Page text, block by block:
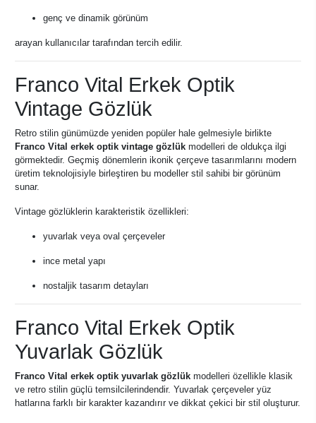
genç ve dinamik görünüm
arayan kullanıcılar tarafından tercih edilir.
Franco Vital Erkek Optik
Vintage Gözlük
Retro stilin günümüzde yeniden popüler hale gelmesiyle birlikte
Franco Vital erkek optik vintage gözlük modelleri de oldukça ilgi
görmektedir. Geçmiş dönemlerin ikonik çerçeve tasarımlarını modern
üretim teknolojisiyle birleştiren bu modeller stil sahibi bir görünüm
sunar.
Vintage gözlüklerin karakteristik özellikleri:
yuvarlak veya oval çerçeveler
ince metal yapı
nostaljik tasarım detayları
Franco Vital Erkek Optik
Yuvarlak Gözlük
Franco Vital erkek optik yuvarlak gözlük modelleri özellikle klasik
ve retro stilin güçlü temsilcilerindendir. Yuvarlak çerçeveler yüz
hatlarına farklı bir karakter kazandırır ve dikkat çekici bir stil oluşturur.